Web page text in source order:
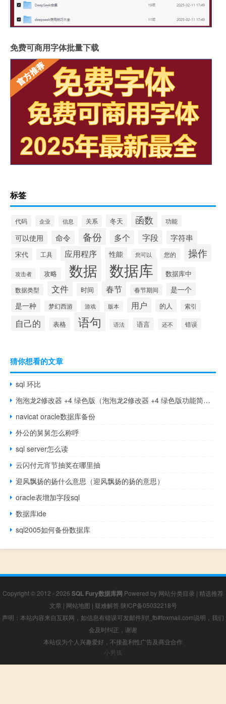
免费可商用字体批量下载
标签
代码 企业 信息 关系 冬天 函数 功能
可以使用 命令 备份 多个 字段 字符串
宋代 工具 应用程序 性能 您可以 您的 操作
攻击者 攻略 数据 数据库 数据库中
数据类型 文件 时间 春节 春节期间
是一个
是一种
梦幻西游 游戏 版本 用户 的人 索引
自己的 表格 语句 语法 语言 还不 错误
猜你想看的文章
sql 环比
泡泡龙2修改器 +4 绿色版（泡泡龙2修改器 +4 绿色版功能简介）
navicat oracle数据库备份
外公的舅舅怎么称呼
sql server怎么读
云闪付元宵节抽奖在哪里抽
迎风飘扬的扬什么意思（迎风飘扬的扬的意思）
oracle表增加字段sql
数据库ide
sql2005如何备份数据库
Copyright © 2012 - 2026 SQL Fury数据库网 Powered by 网站分类目录 | 精选推荐
文章 | 网站地图 | 疑难解答 陕ICP备05032218号
声明：本站内容来自互联网，如信息有错误可发邮件到f_fb#foxmail.com说明，我们
会及时纠正，谢谢
本站仅为个人兴趣爱好，不接盈利性广告及商业合作
小男孩